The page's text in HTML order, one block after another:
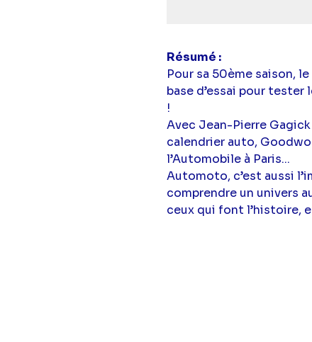
Résumé
Pour sa 50ème saison,
base d’essai pour
!
Avec Jean-Pierre
calendrier auto,
l’Automobile à Paris...
Automoto, c’est aussi
comprendre un univers
ceux qui font l’histoire,